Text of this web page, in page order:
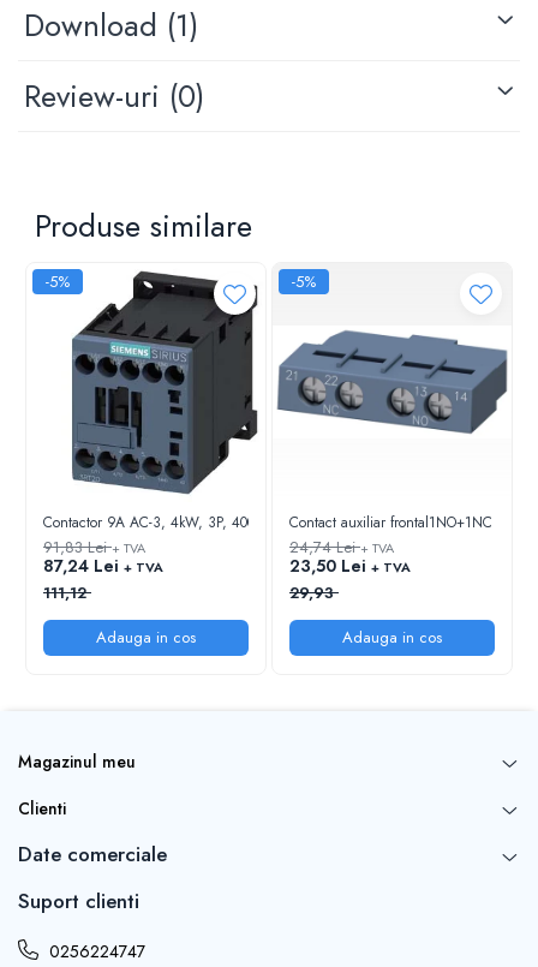
Download (1)
Review-uri (0)
Produse similare
-5%
Contactor 9A AC-3, 4kW, 3P, 400V, 1NO, Uc=24Vdc, S00
91,83 Lei+ TVA
87,24 Lei + TVA
111,12
Adauga in cos
-5%
Contact auxiliar frontal1NO+1NC
24,74 Lei+ TVA
23,50 Lei + TVA
29,93
Adauga in cos
Magazinul meu
Clienti
Date comerciale
Suport clienti
0256224747